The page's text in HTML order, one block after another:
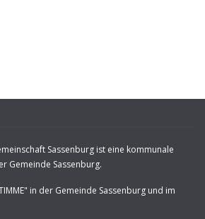
Sassenburg ist eine kommunale
Gemeinde Sassenburg.
in der Gemeinde Sassenburg und im